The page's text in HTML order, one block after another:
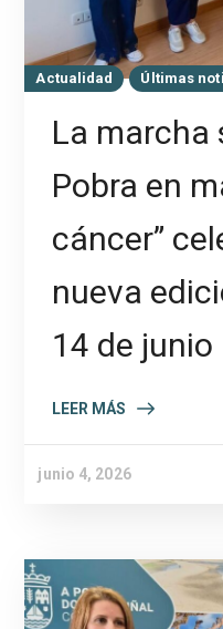
Actualidad Últimas
La marcha
Pobra en
cáncer”
nueva
14 de junio
LEER MÁS
junio 4, 2026